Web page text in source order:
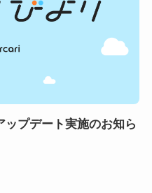
ップデート実施のお知ら